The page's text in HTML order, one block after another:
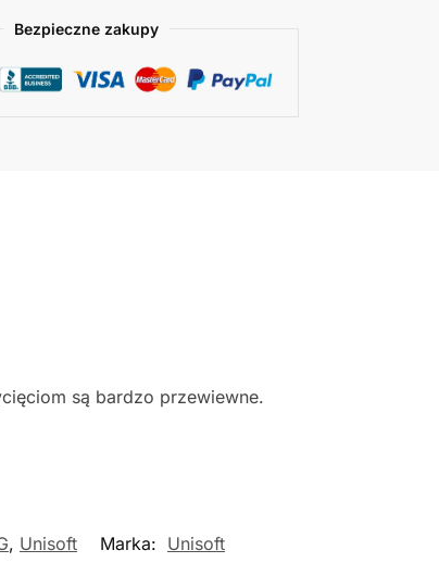
Bezpieczne zakupy
są bardzo przewiewne.
, Unisoft Marka: Unisoft